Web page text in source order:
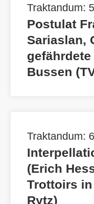
Traktandum:
Postulat
Sariaslan,
Bussen
Traktandum:
(Erich
Trottoirs in
Rytz)